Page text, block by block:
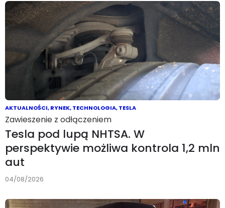
AKTUALNOŚCI,RYNEK,TECHNOLOGIA,TESLA
Zawieszenie z odłączeniem
Tesla pod lupą NHTSA. W
perspektywie możliwa kontrola 1,2 mln
aut
04/08/2026